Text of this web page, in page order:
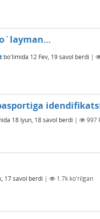
bo'limida 12 Fev, 19savol berdi |
18 Iyun, 18savol berdi | 997
17savol berdi | 1.7k ko'rilgan